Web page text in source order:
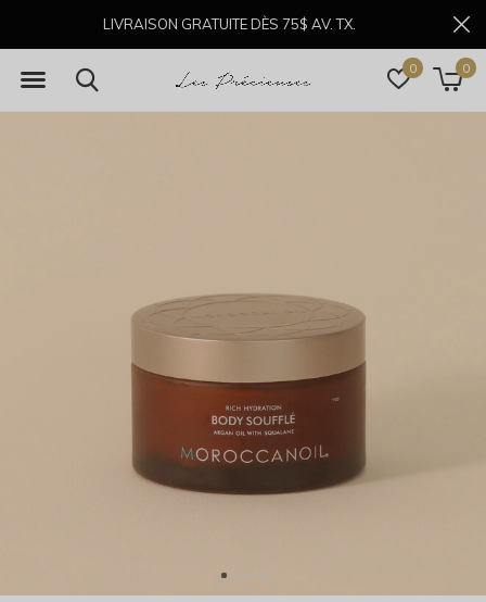
0 0
LIVRAISON GRATUITE DÈS 75$ AV. TX.